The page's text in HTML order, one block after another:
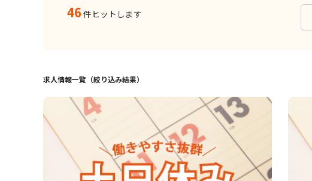
46 件ヒットします
求人情報一覧（絞り込み結果）